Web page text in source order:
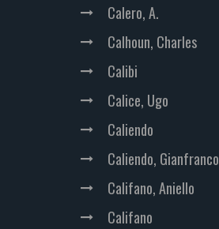
Calero, A.
Calhoun, Charles
Calibi
Calice, Ugo
Caliendo
Caliendo, Gianfranco
Califano, Aniello
Califano